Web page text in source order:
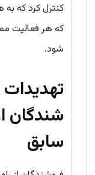
کنترل کرد که
که هر فعالیت
شود.
تهدیدات
شندگان
سابق